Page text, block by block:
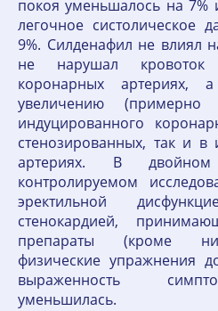
покоя уменьшалось на 7%
легочное систолическое
9%. Силденафил не влиял
не нарушал кровоток
коронарных артериях,
увеличению
индуцированного
стенозированных, так и в
артериях. В
контролируемом
эректильной
стенокардией,
препараты (кроме
физические упражнения
выраженность
уменьшилась.